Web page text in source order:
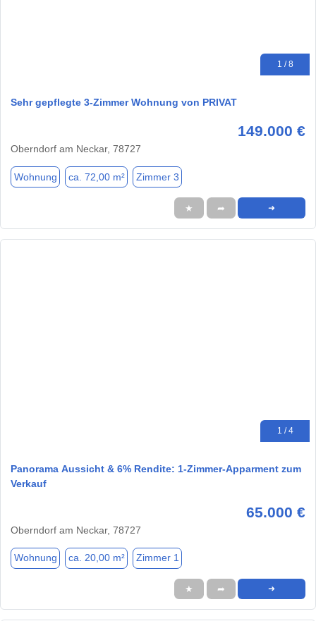
1 / 8
Sehr gepflegte 3-Zimmer Wohnung von PRIVAT
149.000 €
Oberndorf am Neckar, 78727
Wohnung ca. 72,00 m² Zimmer 3
★ ➦ ➜
1 / 4
Panorama Aussicht & 6% Rendite: 1-Zimmer-Apparment zum
Verkauf
65.000 €
Oberndorf am Neckar, 78727
Wohnung ca. 20,00 m² Zimmer 1
★ ➦ ➜